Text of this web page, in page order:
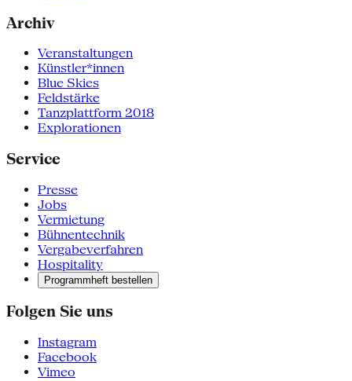
Archiv
Veranstaltungen
Künstler*innen
Blue Skies
Feldstärke
Tanzplattform 2018
Explorationen
Service
Presse
Jobs
Vermietung
Bühnentechnik
Vergabeverfahren
Hospitality
Programmheft bestellen
Folgen Sie uns
Instagram
Facebook
Vimeo